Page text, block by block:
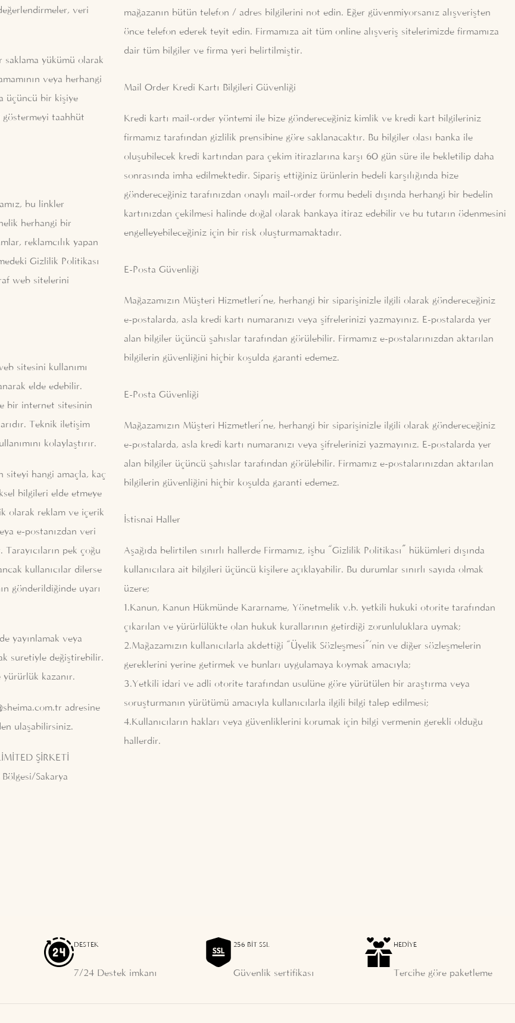
veri
saklama yükümü olarak
veya herhangi
üçüncü bir kişiye
göstermeyi taahhüt
bu linkler
herhangi bir
reklamcılık yapan
Gizlilik Politikası
web sitelerini
sitesini kullanımı
elde edebilir.
bir internet sitesinin
Teknik iletişim
kolaylaştırır.
hangi amaçla, kaç
bilgileri elde etmeye
olarak reklam ve içerik
e-postanızdan veri
pek çoğu
kullanıcılar dilerse
gönderildiğinde uyarı
yayınlamak veya
suretiyle değiştirebilir.
kazanır.
adresine
ulaşabilirsiniz.
ŞİRKETİ
Sakarya
mağazanın bütün telefon / adres bilgilerini not edin. Eğer güvenmiyorsanız alışverişten
önce telefon ederek teyit edin. Firmamıza ait tüm online alışveriş sitelerimizde firmamıza
dair tüm bilgiler ve firma yeri belirtilmiştir.
Mail Order Kredi Kartı Bilgileri Güvenliği
Kredi kartı mail-order yöntemi ile bize göndereceğiniz kimlik ve kredi kart bilgileriniz
firmamız tarafından gizlilik prensibine göre saklanacaktır. Bu bilgiler olası banka ile
oluşubilecek kredi kartından para çekim itirazlarına karşı 60 gün süre ile bekletilip daha
sonrasında imha edilmektedir. Sipariş ettiğiniz ürünlerin bedeli karşılığında bize
göndereceğiniz tarafınızdan onaylı mail-order formu bedeli dışında herhangi bir bedelin
kartınızdan çekilmesi halinde doğal olarak bankaya itiraz edebilir ve bu tutarın ödenmesini
engelleyebileceğiniz için bir risk oluşturmamaktadır.
E-Posta Güvenliği
Mağazamızın Müşteri Hizmetleri’ne, herhangi bir siparişinizle ilgili olarak göndereceğiniz
e-postalarda, asla kredi kartı numaranızı veya şifrelerinizi yazmayınız. E-postalarda yer
alan bilgiler üçüncü şahıslar tarafından görülebilir. Firmamız e-postalarınızdan aktarılan
bilgilerin güvenliğini hiçbir koşulda garanti edemez.
E-Posta Güvenliği
Mağazamızın Müşteri Hizmetleri’ne, herhangi bir siparişinizle ilgili olarak göndereceğiniz
e-postalarda, asla kredi kartı numaranızı veya şifrelerinizi yazmayınız. E-postalarda yer
alan bilgiler üçüncü şahıslar tarafından görülebilir. Firmamız e-postalarınızdan aktarılan
bilgilerin güvenliğini hiçbir koşulda garanti edemez.
İstisnai Haller
Aşağıda belirtilen sınırlı hallerde Firmamız, işbu “Gizlilik Politikası” hükümleri dışında
kullanıcılara ait bilgileri üçüncü kişilere açıklayabilir. Bu durumlar sınırlı sayıda olmak
üzere;
1.Kanun, Kanun Hükmünde Kararname, Yönetmelik v.b. yetkili hukuki otorite tarafından
çıkarılan ve yürürlülükte olan hukuk kurallarının getirdiği zorunluluklara uymak;
2.Mağazamızın kullanıcılarla akdettiği “Üyelik Sözleşmesi”‘nin ve diğer sözleşmelerin
gereklerini yerine getirmek ve bunları uygulamaya koymak amacıyla;
3.Yetkili idari ve adli otorite tarafından usulüne göre yürütülen bir araştırma veya
soruşturmanın yürütümü amacıyla kullanıcılarla ilgili bilgi talep edilmesi;
4.Kullanıcıların hakları veya güvenliklerini korumak için bilgi vermenin gerekli olduğu
hallerdir.
DESTEK
7/24 Destek imkanı
256 BIT SSL
Güvenlik sertifikası
HEDIYE
Tercihe göre paketleme